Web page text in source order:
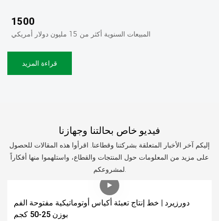
1500
المبيعات السنوية أكثر من 15 مليون دولار أمريكي
قراءة المزيد
فيديو خاص بحالتنا وجهازنا
إليكم آخر الأخبار المتعلقة بشركتنا وقطاعنا. اقرأوا هذه المقالات للحصول
على مزيد من المعلومات حول المنتجات والقطاع، واستلهموا منها أفكاراً
لمشروعكم.
دورزيرد | خط إنتاج تعبئة أكياس أوتوماتيكية مفتوحة الفم
بوزن 25-50 كجم